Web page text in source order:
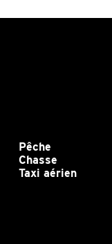
Pêche
Chasse
Taxi aérien